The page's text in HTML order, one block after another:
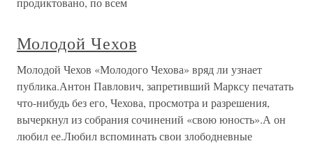
Молодой Чехов
Молодой Чехов «Молодого Чехова» вряд ли узнает
публика.Антон Павлович, запретивший Марксу печатать
что-нибудь без его, Чехова, просмотра и разрешения,
вычеркнул из собрания сочинений «свою юность».А он
любил ее.Любил вспоминать свои злободневные